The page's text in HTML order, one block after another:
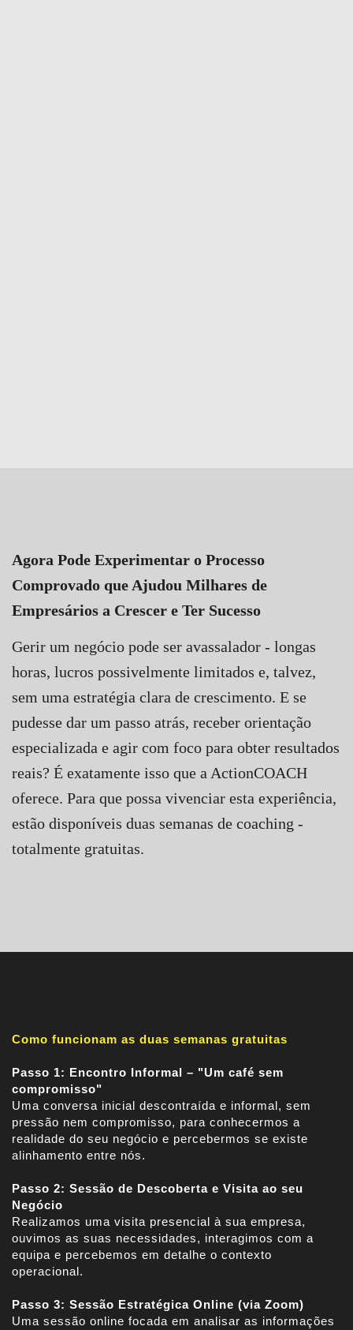
Agora Pode Experimentar o Processo
Comprovado que Ajudou Milhares de
Empresários a Crescer e Ter Sucesso
Gerir um negócio pode ser avassalador - longas
horas, lucros possivelmente limitados e, talvez,
sem uma estratégia clara de crescimento. E se
pudesse dar um passo atrás, receber orientação
especializada e agir com foco para obter resultados
reais? É exatamente isso que a ActionCOACH
oferece. Para que possa vivenciar esta experiência,
estão disponíveis duas semanas de coaching -
totalmente gratuitas.
Como funcionam as duas semanas gratuitas
Passo 1: Encontro Informal – "Um café sem
compromisso"
Uma conversa inicial descontraída e informal, sem
pressão nem compromisso, para conhecermos a
realidade do seu negócio e percebermos se existe
alinhamento entre nós.
Passo 2: Sessão de Descoberta e Visita ao seu
Negócio
Realizamos uma visita presencial à sua empresa,
ouvimos as suas necessidades, interagimos com a
equipa e percebemos em detalhe o contexto
operacional.
Passo 3: Sessão Estratégica Online (via Zoom)
Uma sessão online focada em analisar as informações